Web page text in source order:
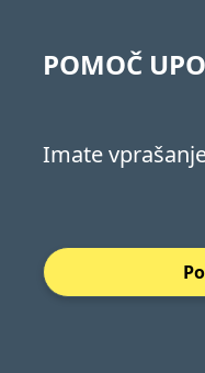
POMOČ
Imate